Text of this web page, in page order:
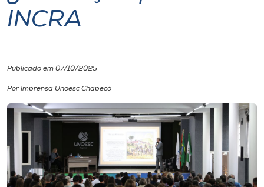
Portal de Ensino
Internacionalização
I.nova
Diplomados
INCRA
Publicado em 07/10/2025
Por Imprensa Unoesc Chapecó